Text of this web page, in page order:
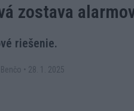
zostava
riešenie.
• 28. 1. 2025